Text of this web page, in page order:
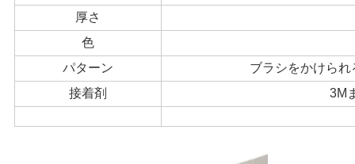
達
連
絡
厚さ
色
パターン
ブラシをかけら
接着剤
3M